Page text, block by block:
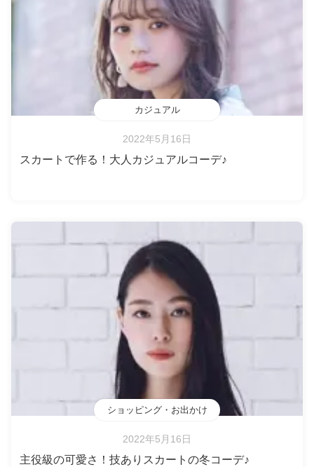
カジュアル
2022年5月16日
スカートで作る！大人カジュアルコーデ♪
ショッピング・お出かけ
2022年5月16日
主役級の可愛さ！技ありスカートの冬コーデ♪